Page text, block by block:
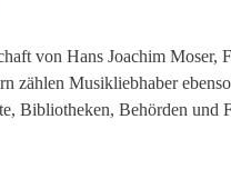
von Hans Joachim Moser,
zählen Musikliebhaber
Bibliotheken, Behörden und